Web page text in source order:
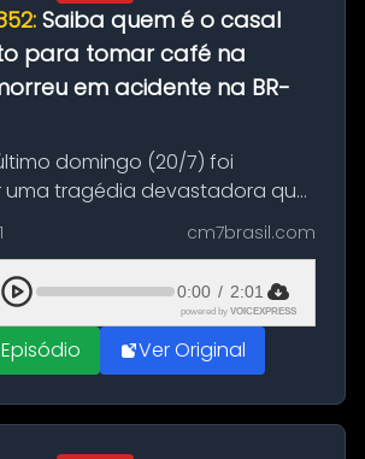
Saiba quem é o casal
para tomar café na
em acidente na BR-
domingo (20/7) foi
tragédia devastadora que
precoce de dois jovens na
rural de Manaus. Um passeio
um típico café regio...
cm7brasil.com
0:00 / 2:01
powered by VOICEXPRESS
Ver Original